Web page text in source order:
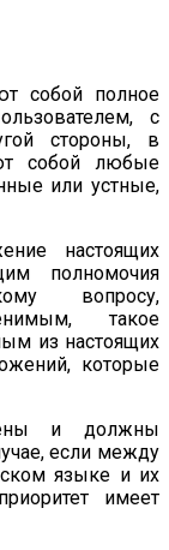
собой полное
с
стороны, в
собой любые
или устные,
настоящих
полномочия
вопросу,
такое
из настоящих
которые
и должны
если между
языке и их
имеет